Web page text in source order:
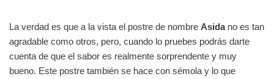
La verdad es que a la vista el postre de nombre Asidano es tan
agradable como otros, pero, cuando lo pruebes podrás darte
cuenta de que el sabor es realmente sorprendente y muy
bueno. Este postre también se hace con sémola y lo que